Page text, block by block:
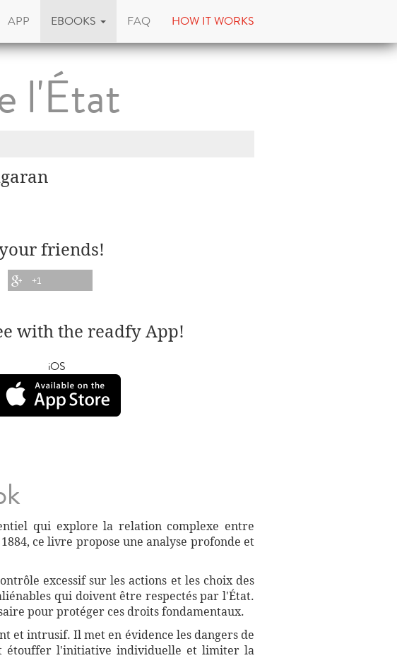
APP EBOOKS FAQ HOW IT WORKS
l'État
friends!
+1
with the readfy App!
iOS
qui explore la relation complexe entre
ce livre propose une analyse profonde et
excessif sur les actions et les choix des
qui doivent être respectés par l'État.
pour protéger ces droits fondamentaux.
et intrusif. Il met en évidence les dangers de
étouffer l'initiative individuelle et limiter la